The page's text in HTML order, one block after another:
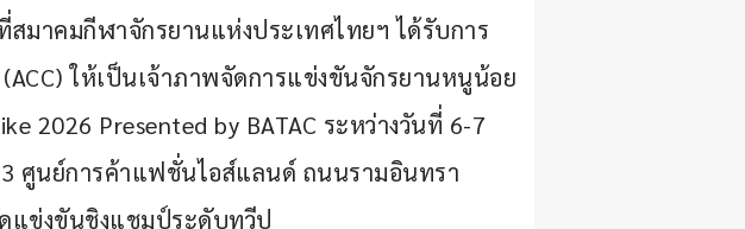
มาคมกีฬาจักรยานแห่งประเทศไทยฯ ได้รับการ
ให้เป็นเจ้าภาพจัดการแข่งขันจักรยานหนูน้อย
2026 Presented by BATAC ระหว่างวันที่ 6-7
ศูนย์การค้าแฟชั่นไอส์แลนด์ ถนนรามอินทรา
แข่งขันชิงแชมป์ระดับทวีป